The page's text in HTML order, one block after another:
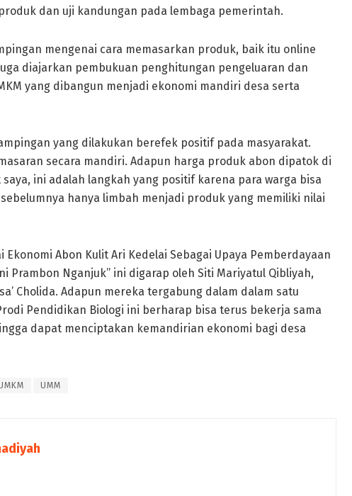
dan uji kandungan pada lembaga pemerintah.
mengenai cara memasarkan produk, baik itu online
diajarkan pembukuan penghitungan pengeluaran dan
yang dibangun menjadi ekonomi mandiri desa serta
yang dilakukan berefek positif pada masyarakat.
secara mandiri. Adapun harga produk abon dipatok di
saya, ini adalah langkah yang positif karena para warga bisa
hanya limbah menjadi produk yang memiliki nilai
Ekonomi Abon Kulit Ari Kedelai Sebagai Upaya Pemberdayaan
Prambon Nganjuk” ini digarap oleh Siti Mariyatul Qibliyah,
Cholida. Adapun mereka tergabung dalam dalam satu
Pendidikan Biologi ini berharap bisa terus bekerja sama
dapat menciptakan kemandirian ekonomi bagi desa
UMM